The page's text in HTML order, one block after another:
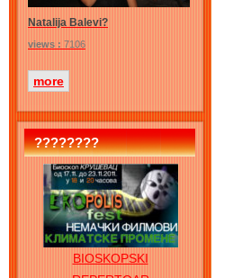
Natalija Balevi?
views : 7106
more
????????
BIOSKOPSKI